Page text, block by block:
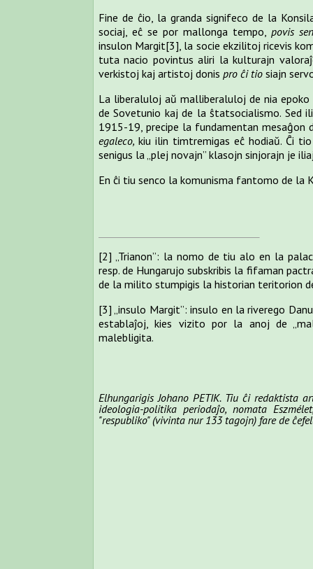
Fine de ĉio, la granda signifeco de la
sociaj, eĉ se por mallonga tempo, povis
insulon Margit[3], la socie ekzilitoj ricevis
tuta nacio povintus aliri la kulturajn
verkistoj kaj artistoj donis pro ĉi tio siajn
La liberaluloj aŭ malliberaluloj de nia
de Sovetunio kaj de la ŝtatsocialismo. Sed
1915-19, precipe la fundamentan mesaĝon
egaleco, kiu ilin timtremigas eĉ hodiaŭ. Ĉi
senigus la „plej novajn” klasojn sinjorajn je
En ĉi tiu senco la komunisma fantomo de la
[2] „Trianon”: la nomo de tiu alo en la
resp. de Hungarujo subskribis la fifaman
de la milito stumpigis la historian teritorion
[3] „insulo Margit”: insulo en la riverego
establaĵoj, kies vizito por la anoj de
malebligita.
Elhungarigis Johano PETIK. Tiu ĉi redaktista
ideologia-politika periodaĵo, nomata
"respubliko" (vivinta nur 133 tagojn) fare de